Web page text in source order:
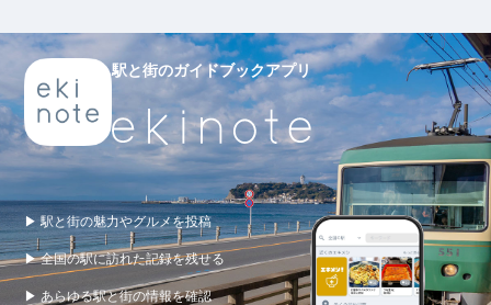
駅と街のガイドブックアプリ
▶ 駅と街の魅力やグルメを投稿
▶ 全国の駅に訪れた記録を残せる
▶ あらゆる駅と街の情報を確認